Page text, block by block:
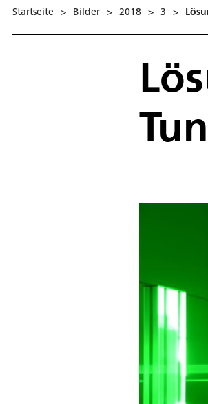
Startseite > Bilder > 2018 > 3 >